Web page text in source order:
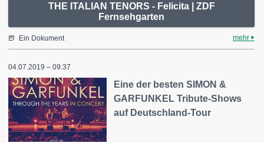
THE ITALIAN TENORS - Felicita | ZDF
Fernsehgarten
Ein Dokument mehr
04.07.2019 – 09:37
Eine der besten SIMON &
GARFUNKEL Tribute-Shows
auf Deutschland-Tour